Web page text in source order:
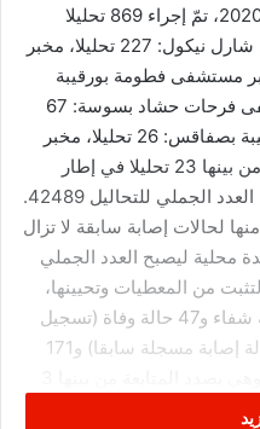
تعلم وزارة الصحة أنه بتاريخ 19ماي 2020، تمّ إجراء 869 تحليلا
مخبريا (المخبر المرجعي بمستشفى شارل نيكول: 227 تحليلا، مخبر
208 تحليلا، مخبر مستشفى فطومة بورقيبة
بالمنستير: 188 تحليلا، مخبر مستشفى فرحات حشاد بسوسة: 67
تحليلا، مخبر مستشفى الحبيب بورقيبة بصفاقس: 26 تحليلا، مخبر
المستشفى العسكري: 153 تحليلا)، من بينها 23 تحليلا في إطار
الجملي للتحاليل 42489.
وقد تم تسجيل 10 تحاليل إيجابية، 9 منها لحالات إصابة سابقة لا تزال
إصابة جديدة محلية ليصبح العدد الجملي
من المعطيات وتحيينها،
1044 حالة موزعة كالآتي: 826 حالة شفاء و47 حالة وفاة (تسجيل
حالة وفاة جديدة بولاية قبلي لدى حالة إصابة مسجلة سابقا) و171